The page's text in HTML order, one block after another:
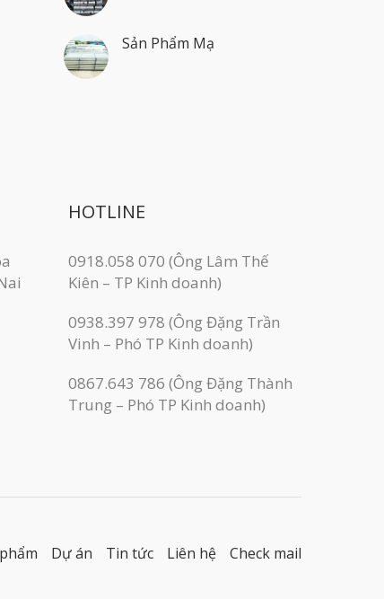
Sản Phẩm Mạ
HOTLINE
0918.058 070 (Ông Lâm Thế
Kiên – TP Kinh doanh)
0938.397 978 (Ông Đặng Trần
Vinh – Phó TP Kinh doanh)
0867.643 786 (Ông Đặng Thành
Trung – Phó TP Kinh doanh)
Dự án Tin tức Liên hệ Check mail